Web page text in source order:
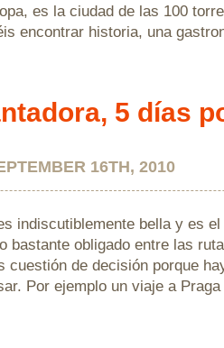
es la ciudad de las 100
encontrar historia, una
5 días
16TH, 2010
indiscutiblemente bella y es
bastante obligado entre las
cuestión de decisión porque
Por ejemplo un viaje a